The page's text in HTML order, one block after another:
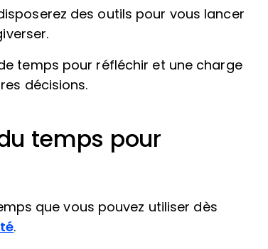
des outils pour vous lancer
temps pour réfléchir et une charge
décisions.
temps pour
que vous pouvez utiliser dès
.